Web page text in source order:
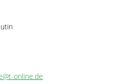
online.de